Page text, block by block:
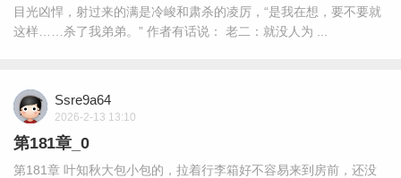
目光凶悍，射过来的满是冷峻和肃杀的凌厉，“是我在想，要不要就
这样……杀了我弟弟。” 作者有话说： 老二：就没人为 ...
Ssre9a64
2026-2-13 13:10
第181章_0
第181章 叶知秋大包小包的，拉着行李箱好不容易来到房前，还没